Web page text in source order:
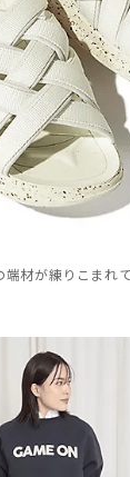
端材が練りこまれ